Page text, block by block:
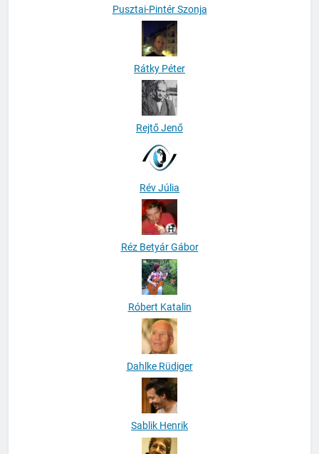
Pusztai-Pintér Szonja
Rátky Péter
Rejtő Jenő
Rév Júlia
Réz Betyár Gábor
Róbert Katalin
Dahlke Rüdiger
Sablik Henrik